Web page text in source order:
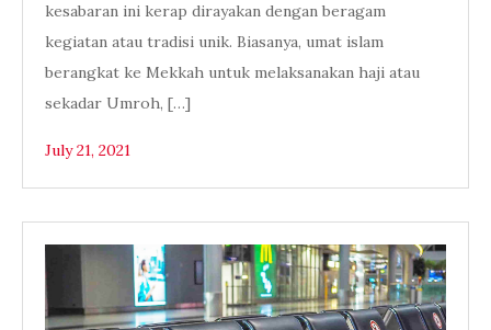
kesabaran ini kerap dirayakan dengan beragam
kegiatan atau tradisi unik. Biasanya, umat islam
berangkat ke Mekkah untuk melaksanakan haji atau
sekadar Umroh, […]
July 21, 2021